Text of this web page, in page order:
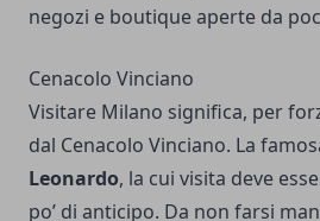
negozi e boutique aperte da
Cenacolo Vinciano
Visitare Milano significa, per
dal Cenacolo Vinciano. La
Leonardo, la cui visita deve
po’ di anticipo. Da non farsi